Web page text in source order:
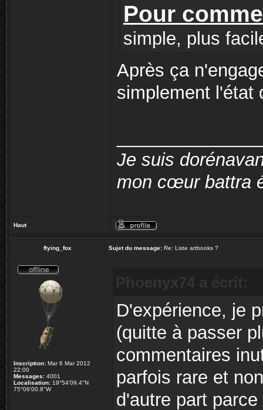
Pour
simple, plus
Après ça
simplement l'état
Je suis
mon cœur battra
Haut
flying_fox Sujet du message: Re: Liste artbooks ?
Inscription: Mar 6 Mar 2012
22:00
Messages: 4001
Localisation: 19°54'09.4"N
75°06'00.8"W
D'expérience, je
(quitte à passer
commentaires
parfois rare et
d'autre part